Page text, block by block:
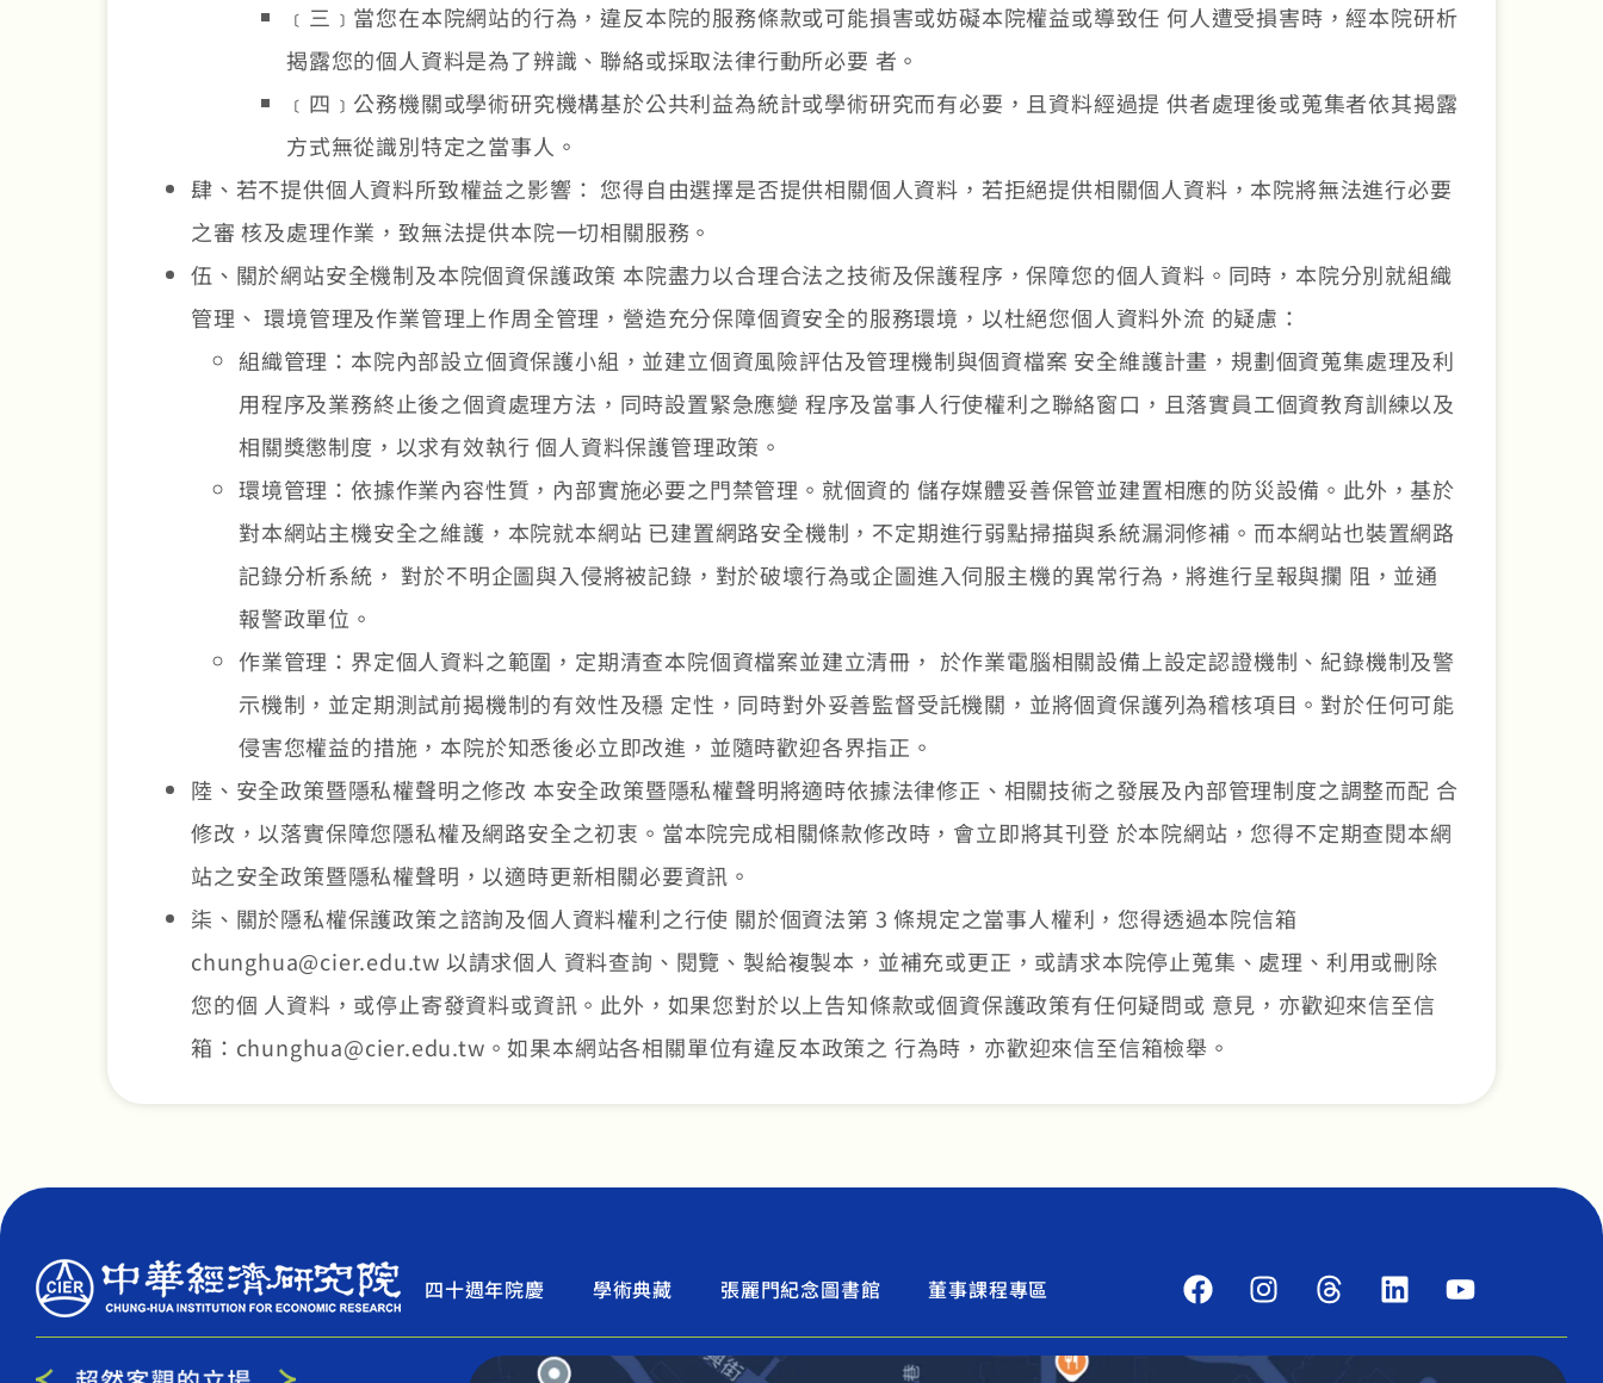
﹝三﹞當您在本院網站的行為，違反本院的服務條款或可能損害或妨礙本院權益或導致任 何人遭受損害時，經本院研析
揭露您的個人資料是為了辨識、聯絡或採取法律行動所必要 者。
﹝四﹞公務機關或學術研究機構基於公共利益為統計或學術研究而有必要，且資料經過提 供者處理後或蒐集者依其揭露
方式無從識別特定之當事人。
肆、若不提供個人資料所致權益之影響： 您得自由選擇是否提供相關個人資料，若拒絕提供相關個人資料，本院將無法進行必要
之審 核及處理作業，致無法提供本院一切相關服務。
伍、關於網站安全機制及本院個資保護政策 本院盡力以合理合法之技術及保護程序，保障您的個人資料。同時，本院分別就組織
管理、 環境管理及作業管理上作周全管理，營造充分保障個資安全的服務環境，以杜絕您個人資料外流 的疑慮：
組織管理：本院內部設立個資保護小組，並建立個資風險評估及管理機制與個資檔案 安全維護計畫，規劃個資蒐集處理及利
用程序及業務終止後之個資處理方法，同時設置緊急應變 程序及當事人行使權利之聯絡窗口，且落實員工個資教育訓練以及
相關獎懲制度，以求有效執行 個人資料保護管理政策。
環境管理：依據作業內容性質，內部實施必要之門禁管理。就個資的 儲存媒體妥善保管並建置相應的防災設備。此外，基於
對本網站主機安全之維護，本院就本網站 已建置網路安全機制，不定期進行弱點掃描與系統漏洞修補。而本網站也裝置網路
記錄分析系統， 對於不明企圖與入侵將被記錄，對於破壞行為或企圖進入伺服主機的異常行為，將進行呈報與攔 阻，並通
報警政單位。
作業管理：界定個人資料之範圍，定期清查本院個資檔案並建立清冊， 於作業電腦相關設備上設定認證機制、紀錄機制及警
示機制，並定期測試前揭機制的有效性及穩 定性，同時對外妥善監督受託機關，並將個資保護列為稽核項目。對於任何可能
侵害您權益的措施，本院於知悉後必立即改進，並隨時歡迎各界指正。
陸、安全政策暨隱私權聲明之修改 本安全政策暨隱私權聲明將適時依據法律修正、相關技術之發展及內部管理制度之調整而配 合
修改，以落實保障您隱私權及網路安全之初衷。當本院完成相關條款修改時，會立即將其刊登 於本院網站，您得不定期查閱本網
站之安全政策暨隱私權聲明，以適時更新相關必要資訊。
柒、關於隱私權保護政策之諮詢及個人資料權利之行使 關於個資法第 3 條規定之當事人權利，您得透過本院信箱
chunghua@cier.edu.tw 以請求個人 資料查詢、閱覽、製給複製本，並補充或更正，或請求本院停止蒐集、處理、利用或刪除
您的個 人資料，或停止寄發資料或資訊。此外，如果您對於以上告知條款或個資保護政策有任何疑問或 意見，亦歡迎來信至信
箱：chunghua@cier.edu.tw。如果本網站各相關單位有違反本政策之 行為時，亦歡迎來信至信箱檢舉。
四十週年院慶 學術典藏 張麗門紀念圖書館 董事課程專區